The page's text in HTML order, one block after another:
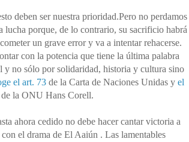
deben ser nuestra prioridad.Pero no perdamos
lucha porque, de lo contrario, su sacrificio habrá
un grave error y va a intentar rehacerse.
con la potencia que tiene la última palabra
y no sólo por solidaridad, historia y cultura sino
el art. 73 de la Carta de Naciones Unidas y el
la ONU Hans Corell.
ahora cedido no debe hacer cantar victoria a
el drama de El Aaiún . Las lamentables